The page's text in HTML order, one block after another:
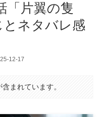
「片翼の隻
ネタバレ感
12-17
まれています。